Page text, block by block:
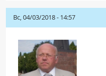
Вс, 04/03/2018 - 14:57